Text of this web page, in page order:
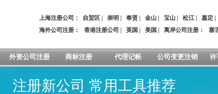
上海注册公司： 自贸区 崇明 奉贤 金山 宝山 松江 嘉定
海外公司注册：
香港注册公司 英国 美国 离岸公司注册 ： 塞
外资公司注册 商标注册 代理记帐 公司变更注销 许
注册新公司 常用工具推荐